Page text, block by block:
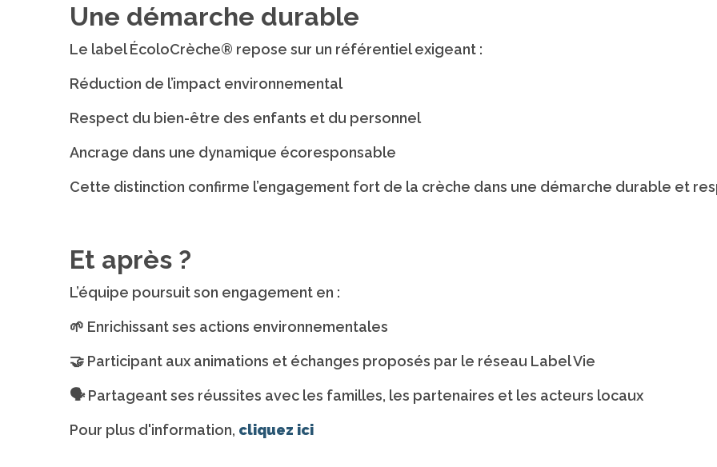
Une démarche durable
Le label ÉcoloCrèche® repose sur un référentiel exigeant :
Réduction de l’impact environnemental
Respect du bien-être des enfants et du personnel
Ancrage dans une dynamique écoresponsable
Cette distinction confirme l’engagement fort de la crèche dans une démarche durable et
Et après ?
L’équipe poursuit son engagement en :
🌱 Enrichissant ses actions environnementales
🤝 Participant aux animations et échanges proposés par le réseau Label Vie
🗣️ Partageant ses réussites avec les familles, les partenaires et les acteurs locaux
Pour plus d'information, cliquez ici